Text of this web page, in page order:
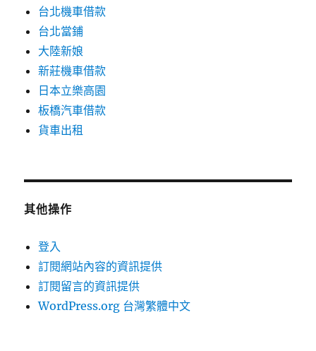
台北機車借款
台北當鋪
大陸新娘
新莊機車借款
日本立樂高園
板橋汽車借款
貨車出租
其他操作
登入
訂閱網站內容的資訊提供
訂閱留言的資訊提供
WordPress.org 台灣繁體中文